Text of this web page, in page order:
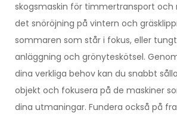
skogsmaskin för timmertransport och
det snöröjning på vintern och
sommaren som står i fokus, eller
anläggning och grönyteskötsel.
dina verkliga behov kan du snabbt
objekt och fokusera på de maskiner
dina utmaningar. Fundera också på